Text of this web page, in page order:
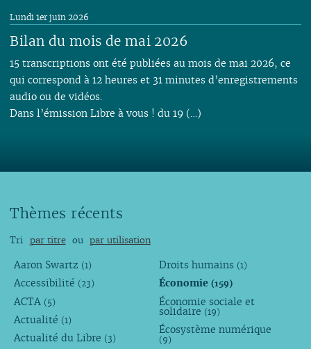
Bilan du mois de mai 2026
Lundi 1er juin 2026
15 transcriptions ont été publiées au mois de mai 2026, ce
qui correspond à 12 heures et 31 minutes d’enregistrements
audio ou de vidéos.
Dans l’émission Libre à vous ! du 19 (…)
Thèmes récents
Tri par titre ou par utilisation
Aaron Swartz (1)
Accessibilité (23)
ACTA (5)
Actualité (1)
Actualité du Libre (3)
Droits humains (1)
Économie(159)
Économie sociale et
solidaire (19)
Écosystème numérique
(9)